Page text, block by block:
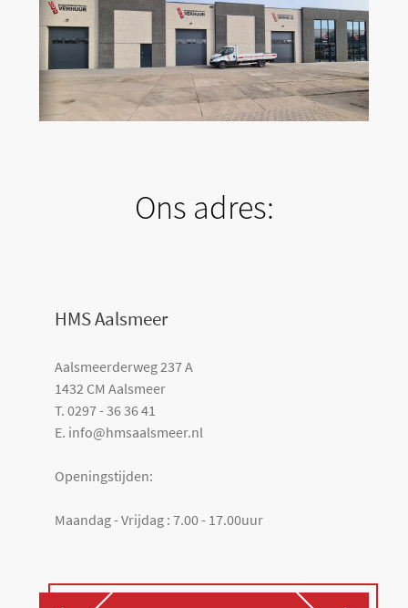
Ons adres:
HMS Aalsmeer
Aalsmeerderweg 237 A
1432 CM Aalsmeer
T. 0297 - 36 36 41
E. info@hmsaalsmeer.nl
Openingstijden:
Maandag - Vrijdag : 7.00 - 17.00uur